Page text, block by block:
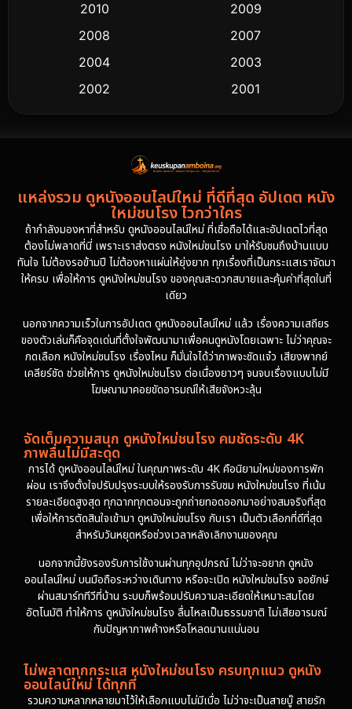
2010
2009
2008
2007
2004
2003
2002
2001
2000
1997
1986
1985
1981
1978
1974
แหล่งรวม ดูหนังออนไลน์ใหม่ ที่ดีที่สุด อัปเดต หนัง
ใหม่ชนโรง ไวกว่าใคร
ถ้ากำลังมองหาที่สำหรับ ดูหนังออนไลน์ใหม่ ที่เชื่อถือได้และอัปเดตไวที่สุด
ต้องไม่พลาดที่นี่ เพราะเราส่งตรง หนังใหม่ชนโรง มาให้รับชมถึงบ้านแบบ
ทันใจ ไม่ต้องรอข้ามปี ไม่ต้องหาแผ่นให้ยุ่งยาก ทุกเรื่องที่เป็นกระแสเราจัดมา
ให้ครบ เพื่อให้การ ดูหนังใหม่ชนโรง ของคุณสะดวกสบายและคุ้มค่าที่สุดในที่
เดียว
นอกจากความเร็วในการอัปเดต ดูหนังออนไลน์ใหม่ แล้ว เรื่องความเสถียร
ของตัวเล่นก็คือจุดเด่นที่ตั้งใจพัฒนามาเพื่อคนดูหนังโดยเฉพาะ ไม่ว่าคุณจะ
กดเลือก หนังใหม่ชนโรง เรื่องไหน ก็มั่นใจได้ว่าภาพจะชัดแจ๋ว เสียงพากย์
เคลียร์ชัด ช่วยให้การ ดูหนังใหม่ชนโรง ต่อเนื่องยาวๆ จนจบเรื่องแบบไม่มี
โฆษณามาคอยขัดอารมณ์ให้เสียจังหวะลุ้น
จัดเต็มความสนุก ดูหนังใหม่ชนโรง คมชัดระดับ 4K
ภาพลื่นไม่มีสะดุด
การได้ ดูหนังออนไลน์ใหม่ ในคุณภาพระดับ 4K คือนิยามใหม่ของการพัก
ผ่อน เราจึงตั้งใจปรับปรุงระบบให้รองรับการรับชม หนังใหม่ชนโรง ที่เน้น
รายละเอียดสูงสุด ทุกฉากทุกตอนจะถูกถ่ายทอดออกมาอย่างสมจริงที่สุด
เพื่อให้การตัดสินใจเข้ามา ดูหนังใหม่ชนโรง กับเรา เป็นตัวเลือกที่ดีที่สุด
สำหรับวันหยุดหรือช่วงเวลาหลังเลิกงานของคุณ
นอกจากนี้ยังรองรับการใช้งานผ่านทุกอุปกรณ์ ไม่ว่าจะอยาก ดูหนัง
ออนไลน์ใหม่ บนมือถือระหว่างเดินทาง หรือจะเปิด หนังใหม่ชนโรง จอยักษ์
ผ่านสมาร์ททีวีที่บ้าน ระบบก็พร้อมปรับความละเอียดให้เหมาะสมโดย
อัตโนมัติ ทำให้การ ดูหนังใหม่ชนโรง ลื่นไหลเป็นธรรมชาติ ไม่เสียอารมณ์
กับปัญหาภาพค้างหรือโหลดนานแน่นอน
ไม่พลาดทุกกระแส หนังใหม่ชนโรง ครบทุกแนว ดูหนัง
ออนไลน์ใหม่ ได้ทุกที่
รวมความหลากหลายมาไว้ให้เลือกแบบไม่มีเบื่อ ไม่ว่าจะเป็นสายบู๊ สายรัก